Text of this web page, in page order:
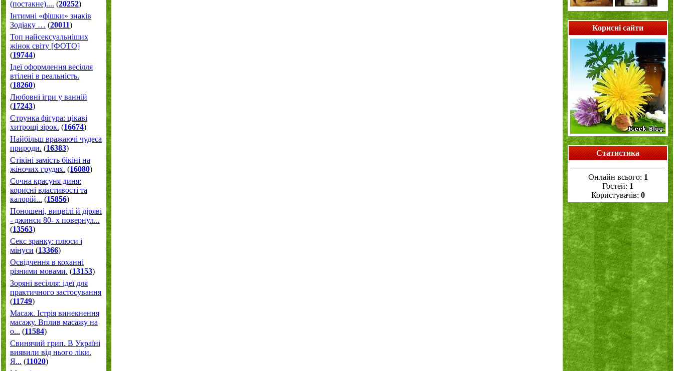
(постакне).... (20252)
Інтимні «фішки» знаків
Зодіаку … (20011)
Топ найсексуальніших
жінок світу [ФОТО]
(19744)
Ідеї оформлення весілля
втілені в реальність.
(18260)
Любовні ігри у ванній
(17243)
Струнка фігура: цікаві
хитрощі зірок. (16674)
Найбільш вражаючі чудеса
природи. (16383)
Стікіні замість бікіні на
жіночих грудях. (16080)
Сочна красуня диня:
корисні властивості та
калорій... (15856)
Поношені, вицвілі й діряві
- джинси 80- х повернул...
(13563)
Секс зранку: плюси і
мінуси (13366)
Освідчення в коханні
різними мовами. (13153)
Зоряні весілля: ідеї для
практичного застосування
(11749)
Масаж. Істрія винекнення
масажу. Вплив масажу на
о... (11584)
Свинячий грип. В Україні
виявили від нього ліки.
Я... (11020)
Корисні сайти
Статистика
Онлайн всього: 1
Гостей: 1
Користувачів: 0